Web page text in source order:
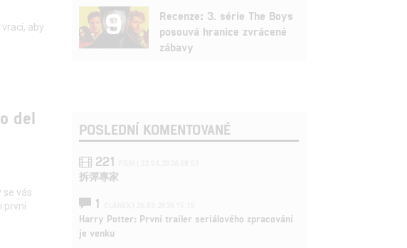
aby
del
se vás
první
9
Recenze: 3. série The Boys
posouvá hranice zvrácené
zábavy
POSLEDNÍ KOMENTOVANÉ
221
拆彈專家
1
Harry Potter: První trailer seriálového zpracování
je venku